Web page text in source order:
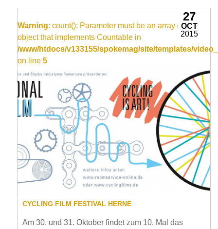
Warning: count(): Parameter must be an array or an
object that implements Countable in
/www/htdocs/v133155/spokemag/site/templates/
on line 5
CYCLING FILM FESTIVAL HERNE
Am 30. und 31. Oktober findet zum 10. Mal das
27
OCT
2015